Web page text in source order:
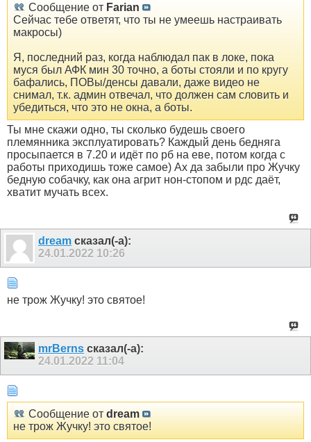
Сообщение от Farian
Сейчас тебе ответят, что ты не умеешь настраивать
макросы)
Я, последний раз, когда наблюдал пак в локе, пока
муся был АФК мин 30 точно, а боты стояли и по кругу
бафались, ПОВы/денсы давали, даже видео не
снимал, т.к. админ отвечал, что должен сам словить и
убедиться, что это не окна, а боты.
Ты мне скажи одно, ты сколько будешь своего
племянника эксплуатировать? Каждый день бедняга
просыпается в 7.20 и идёт по рб на еве, потом когда с
работы приходишь тоже самое) Ах да забыли про Жучку
бедную собачку, как она агрит нон-стопом и рдс даёт,
хватит мучать всех.
dream сказал(-а):
24.01.2022 10:26
не трож Жучку! это святое!
mrBerns сказал(-а):
24.01.2022 11:04
Сообщение от dream
не трож Жучку! это святое!